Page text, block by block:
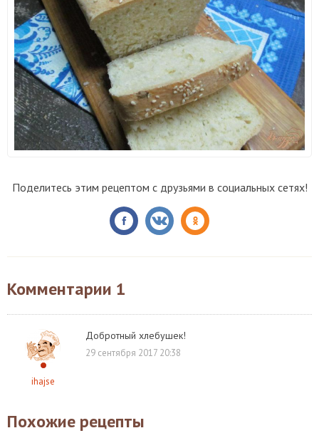
Поделитесь этим рецептом с друзьями в социальных сетях!
Комментарии 1
ihajse
Добротный хлебушек!
29 сентября 2017 20:38
Похожие рецепты